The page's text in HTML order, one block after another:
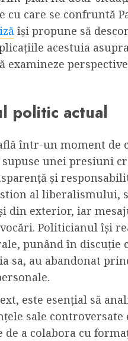
cu care se confruntă
își propune să
acestuia
examineze
politic actual
într-un moment
unei presiuni
și
al liberalismului,
din exterior, iar
Politicianul își
punând în discuție
sa, au abandonat
este esențial să
sale
de a colabora cu
& Dragons:
ca un joc care te
de la
S. MAY 17, 2023
read